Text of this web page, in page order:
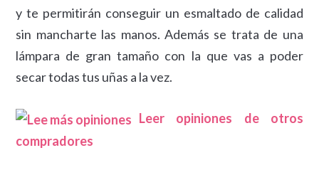
y te permitirán conseguir un esmaltado de calidad
sin mancharte las manos. Además se trata de una
lámpara de gran tamaño con la que vas a poder
secar todas tus uñas a la vez.
Leer opiniones de otros
compradores